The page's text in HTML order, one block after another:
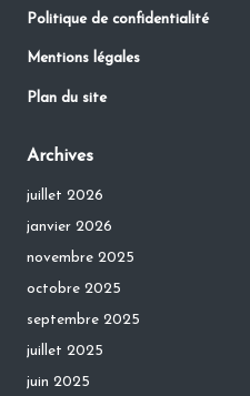
Politique de confidentialité
Mentions légales
Plan du site
Archives
juillet 2026
janvier 2026
novembre 2025
octobre 2025
septembre 2025
juillet 2025
juin 2025